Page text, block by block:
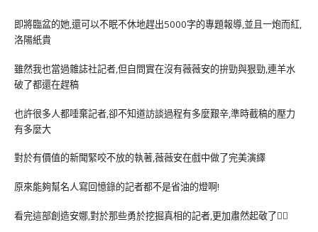
即將臨盆的她,還可以不眠不休地趕出5000字的專題報導,並且一炮而紅,
洛陽紙貴
雖然我也當過雜誌社記者,但自問實在沒有薇薇安的拚勁與狠勁,連羊水
破了都還在趕稿
也許很多人都唾棄記者,卻不知道訪談過程有多麼艱辛,準時截稿的壓力
有多麼大
對於有價值的新聞緊咬不放的執著,薇薇安在戲中做了完美演繹
原來能夠幫名人寫回憶錄的記者都不是省油的燈啊!
看完這部創造安娜,對於那些勇於挖掘真相的記者,更加肅然起敬了🙇‍♀️